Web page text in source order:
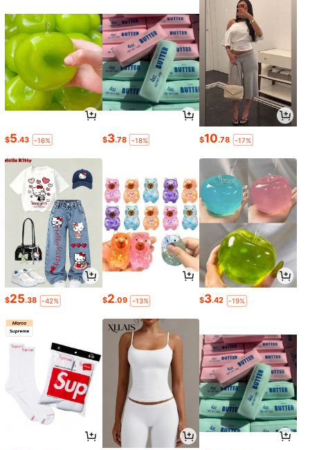
$5.43 -16% $3.78 -18% $10.78 -17%
$25.38 -42% $2.09 -13% $3.42 -19%